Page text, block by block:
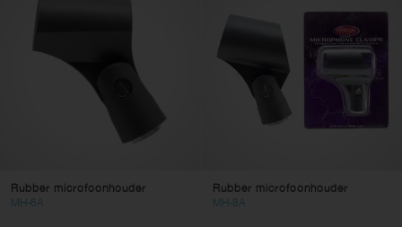
Rubber microfoonhouder
MH-6A
Rubber microfoonhouder
MH-8A